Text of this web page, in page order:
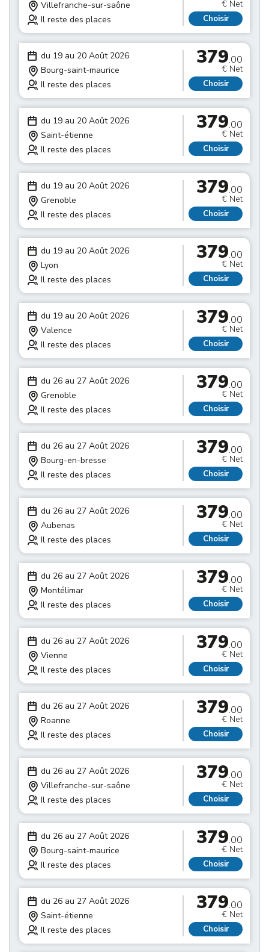
Villefranche-sur-saône
Il reste des places
€ Net
Choisir
du 19 au 20 Août 2026
Bourg-saint-maurice
Il reste des places
379.00
€ Net
Choisir
du 19 au 20 Août 2026
Saint-étienne
Il reste des places
379.00
€ Net
Choisir
du 19 au 20 Août 2026
Grenoble
Il reste des places
379.00
€ Net
Choisir
du 19 au 20 Août 2026
Lyon
Il reste des places
379.00
€ Net
Choisir
du 19 au 20 Août 2026
Valence
Il reste des places
379.00
€ Net
Choisir
du 26 au 27 Août 2026
Grenoble
Il reste des places
379.00
€ Net
Choisir
du 26 au 27 Août 2026
Bourg-en-bresse
Il reste des places
379.00
€ Net
Choisir
du 26 au 27 Août 2026
Aubenas
Il reste des places
379.00
€ Net
Choisir
du 26 au 27 Août 2026
Montélimar
Il reste des places
379.00
€ Net
Choisir
du 26 au 27 Août 2026
Vienne
Il reste des places
379.00
€ Net
Choisir
du 26 au 27 Août 2026
Roanne
Il reste des places
379.00
€ Net
Choisir
du 26 au 27 Août 2026
Villefranche-sur-saône
Il reste des places
379.00
€ Net
Choisir
du 26 au 27 Août 2026
Bourg-saint-maurice
Il reste des places
379.00
€ Net
Choisir
du 26 au 27 Août 2026
Saint-étienne
Il reste des places
379.00
€ Net
Choisir